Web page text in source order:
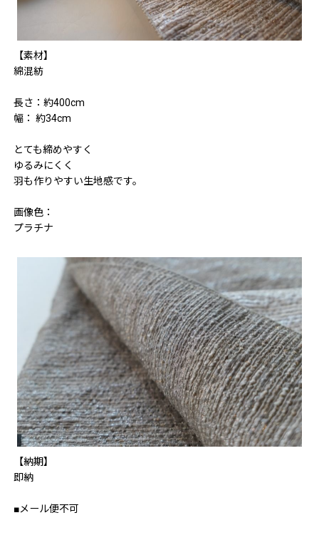
【素材】
綿混紡
長さ：約400cm
幅： 約34cm
とても締めやすく
ゆるみにくく
羽も作りやすい生地感です。
画像色：
プラチナ
【納期】
即納
■メール便不可